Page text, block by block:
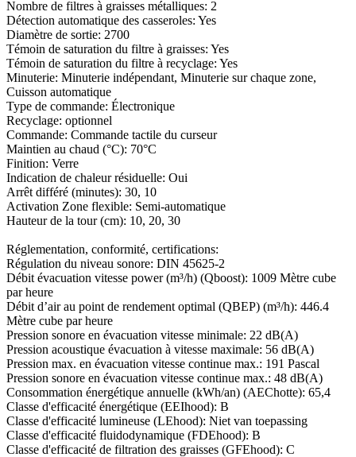
Nombre de filtres à graisses métalliques: 2
Détection automatique des casseroles: Yes
Diamètre de sortie: 2700
Témoin de saturation du filtre à graisses: Yes
Témoin de saturation du filtre à recyclage: Yes
Minuterie: Minuterie indépendant, Minuterie sur chaque zone,
Cuisson automatique
Type de commande: Électronique
Recyclage: optionnel
Commande: Commande tactile du curseur
Maintien au chaud (°C): 70°C
Finition: Verre
Indication de chaleur résiduelle: Oui
Arrêt différé (minutes): 30, 10
Activation Zone flexible: Semi-automatique
Hauteur de la tour (cm): 10, 20, 30
Réglementation, conformité, certifications:
Régulation du niveau sonore: DIN 45625-2
Débit évacuation vitesse power (m³/h) (Qboost): 1009 Mètre cube
par heure
Débit d’air au point de rendement optimal (QBEP) (m³/h): 446.4
Mètre cube par heure
Pression sonore en évacuation vitesse minimale: 22 dB(A)
Pression acoustique évacuation à vitesse maximale: 56 dB(A)
Pression max. en évacuation vitesse continue max.: 191 Pascal
Pression sonore en évacuation vitesse continue max.: 48 dB(A)
Consommation énergétique annuelle (kWh/an) (AEChotte): 65,4
Classe d'efficacité énergétique (EEIhood): B
Classe d'efficacité lumineuse (LEhood): Niet van toepassing
Classe d'efficacité fluidodynamique (FDEhood): B
Classe d'efficacité de filtration des graisses (GFEhood): C